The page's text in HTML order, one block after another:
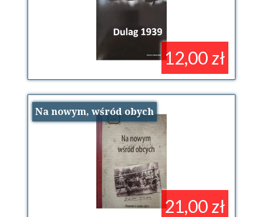
12,00 zł
Na nowym, wśród obych
21,00 zł